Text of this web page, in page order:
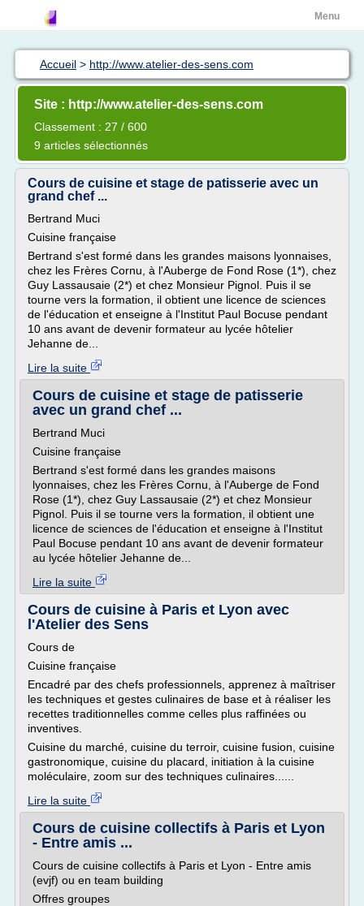
Menu
Accueil > http://www.atelier-des-sens.com
Site : http://www.atelier-des-sens.com
Classement : 27 / 600
9 articles sélectionnés
Cours de cuisine et stage de patisserie avec un
grand chef ...
Bertrand Muci
Cuisine française
Bertrand s'est formé dans les grandes maisons lyonnaises,
chez les Frères Cornu, à l'Auberge de Fond Rose (1*), chez
Guy Lassausaie (2*) et chez Monsieur Pignol. Puis il se
tourne vers la formation, il obtient une licence de sciences
de l'éducation et enseigne à l'Institut Paul Bocuse pendant
10 ans avant de devenir formateur au lycée hôtelier
Jehanne de...
Lire la suite
Cours de cuisine et stage de patisserie
avec un grand chef ...
Bertrand Muci
Cuisine française
Bertrand s'est formé dans les grandes maisons
lyonnaises, chez les Frères Cornu, à l'Auberge de Fond
Rose (1*), chez Guy Lassausaie (2*) et chez Monsieur
Pignol. Puis il se tourne vers la formation, il obtient une
licence de sciences de l'éducation et enseigne à l'Institut
Paul Bocuse pendant 10 ans avant de devenir formateur
au lycée hôtelier Jehanne de...
Lire la suite
Cours de cuisine à Paris et Lyon avec
l'Atelier des Sens
Cours de
Cuisine française
Encadré par des chefs professionnels, apprenez à maîtriser
les techniques et gestes culinaires de base et à réaliser les
recettes traditionnelles comme celles plus raffinées ou
inventives.
Cuisine du marché, cuisine du terroir, cuisine fusion, cuisine
gastronomique, cuisine du placard, initiation à la cuisine
moléculaire, zoom sur des techniques culinaires......
Lire la suite
Cours de cuisine collectifs à Paris et Lyon
- Entre amis ...
Cours de cuisine collectifs à Paris et Lyon - Entre amis
(evjf) ou en team building
Offres groupes